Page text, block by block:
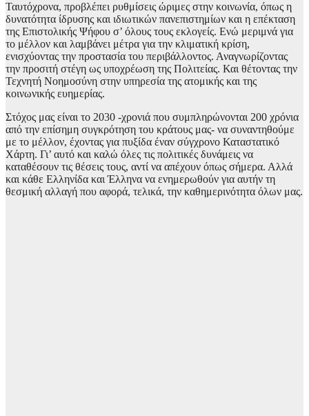
Ταυτόχρονα, προβλέπει ρυθμίσεις ώριμες στην κοινωνία, όπως η
δυνατότητα ίδρυσης και ιδιωτικών πανεπιστημίων και η επέκταση
της Επιστολικής Ψήφου σ’ όλους τους εκλογείς. Ενώ μεριμνά για
το μέλλον και λαμβάνει μέτρα για την κλιματική κρίση,
ενισχύοντας την προστασία του περιβάλλοντος. Αναγνωρίζοντας
την προσιτή στέγη ως υποχρέωση της Πολιτείας. Και θέτοντας την
Τεχνητή Νοημοσύνη στην υπηρεσία της ατομικής και της
κοινωνικής ευημερίας.
Στόχος μας είναι το 2030 -χρονιά που συμπληρώνονται 200 χρόνια
από την επίσημη συγκρότηση του κράτους μας- να συναντηθούμε
με το μέλλον, έχοντας για πυξίδα έναν σύγχρονο Καταστατικό
Χάρτη. Γι’ αυτό και καλώ όλες τις πολιτικές δυνάμεις να
καταθέσουν τις θέσεις τους, αντί να απέχουν όπως σήμερα. Αλλά
και κάθε Ελληνίδα και Έλληνα να ενημερωθούν για αυτήν τη
θεσμική αλλαγή που αφορά, τελικά, την καθημερινότητα όλων μας.